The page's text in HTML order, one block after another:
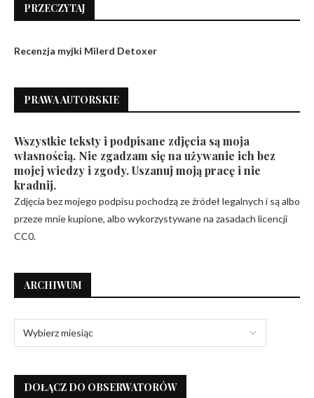
PRZECZYTAJ
Recenzja myjki Milerd Detoxer
PRAWA AUTORSKIE
Wszystkie teksty i podpisane zdjęcia są moja
własnością. Nie zgadzam się na używanie ich bez
mojej wiedzy i zgody. Uszanuj moją pracę i nie
kradnij.
Zdjęcia bez mojego podpisu pochodzą ze źródeł legalnych i są albo
przeze mnie kupione, albo wykorzystywane na zasadach licencji
CC0.
ARCHIWUM
DOŁĄCZ DO OBSERWATORÓW